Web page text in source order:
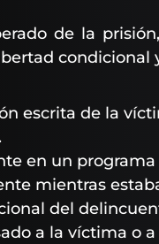
de la
condicional
escrita de la
en un
mientras
del
a la víctima o